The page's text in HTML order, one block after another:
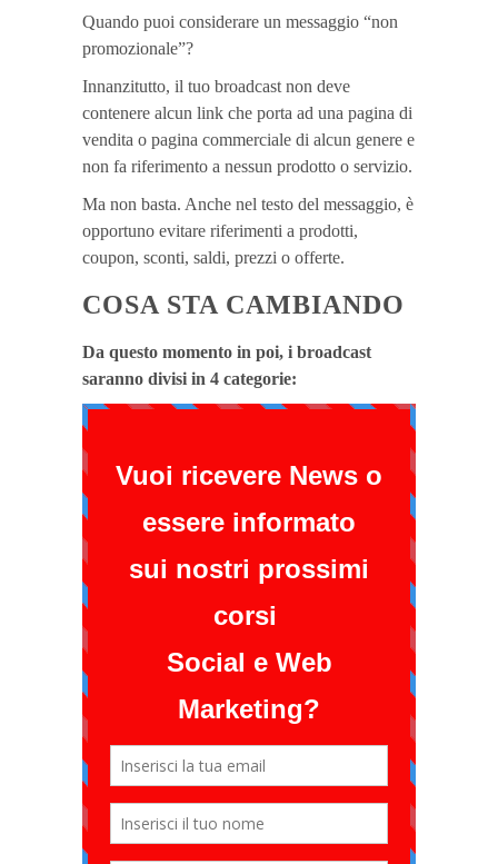
Quando puoi considerare un messaggio “non
promozionale”?
Innanzitutto, il tuo broadcast non deve
contenere alcun link che porta ad una pagina di
vendita o pagina commerciale di alcun genere e
non fa riferimento a nessun prodotto o servizio.
Ma non basta. Anche nel testo del messaggio, è
opportuno evitare riferimenti a prodotti,
coupon, sconti, saldi, prezzi o offerte.
COSA STA CAMBIANDO
Da questo momento in poi, i broadcast
saranno divisi in 4 categorie: